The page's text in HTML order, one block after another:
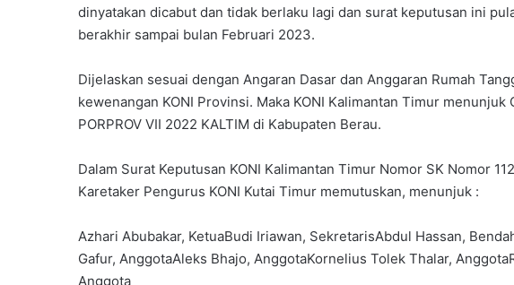
dinyatakan dicabut dan tidak berlaku lagi dan surat keputusan ini
berakhir sampai bulan Februari 2023.
Dijelaskan sesuai dengan Angaran Dasar dan Anggaran Rumah
kewenangan KONI Provinsi. Maka KONI Kalimantan Timur
PORPROV VII 2022 KALTIM di Kabupaten Berau.
Dalam Surat Keputusan KONI Kalimantan Timur Nomor SK Nomor
Karetaker Pengurus KONI Kutai Timur memutuskan, menunjuk :
Azhari Abubakar, KetuaBudi Iriawan, SekretarisAbdul Hassan,
Gafur, AnggotaAleks Bhajo, AnggotaKornelius Tolek Thalar,
Anggota